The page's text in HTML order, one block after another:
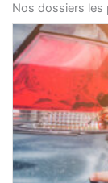
Nos dossiers les